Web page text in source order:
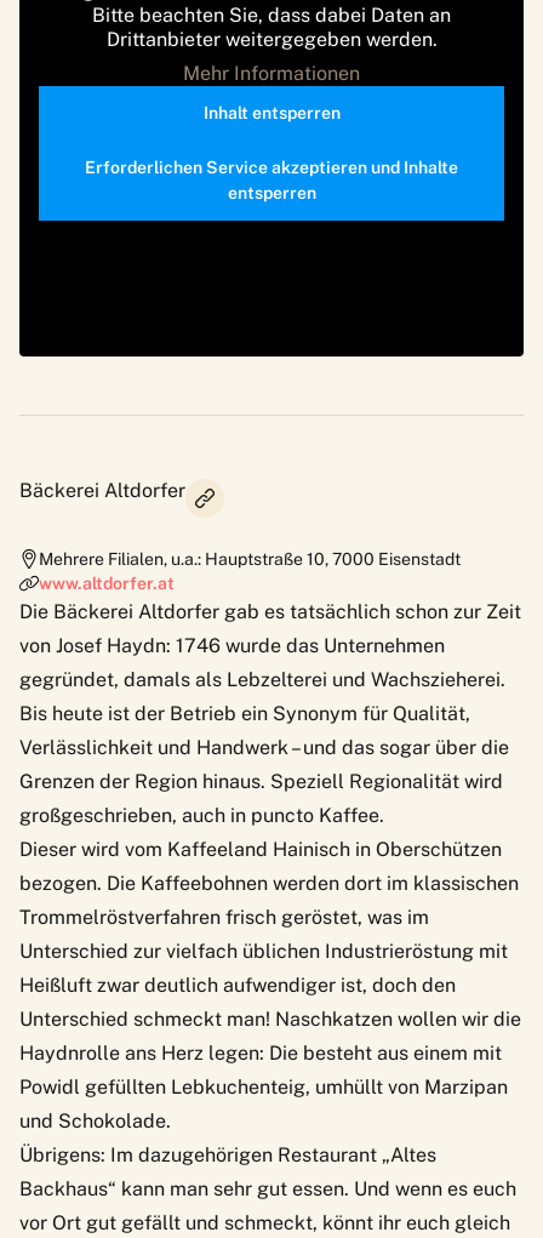
Bitte beachten Sie, dass dabei Daten an
Drittanbieter weitergegeben werden.
Mehr Informationen
Inhalt entsperren
Erforderlichen Service akzeptieren und Inhalte
entsperren
Bäckerei Altdorfer
Mehrere Filialen, u.a.: Hauptstraße 10,7000 Eisenstadt
www.altdorfer.at
Die Bäckerei Altdorfer gab es tatsächlich schon zur Zeit
von Josef Haydn: 1746 wurde das Unternehmen
gegründet, damals als Lebzelterei und Wachszieherei.
Bis heute ist der Betrieb ein Synonym für Qualität,
Verlässlichkeit und Handwerk – und das sogar über die
Grenzen der Region hinaus. Speziell Regionalität wird
großgeschrieben, auch in puncto Kaffee.
Dieser wird vom Kaffeeland Hainisch in Oberschützen
bezogen. Die Kaffeebohnen werden dort im klassischen
Trommelröstverfahren frisch geröstet, was im
Unterschied zur vielfach üblichen Industrieröstung mit
Heißluft zwar deutlich aufwendiger ist, doch den
Unterschied schmeckt man! Naschkatzen wollen wir die
Haydnrolle ans Herz legen: Die besteht aus einem mit
Powidl gefüllten Lebkuchenteig, umhüllt von Marzipan
und Schokolade.
Übrigens: Im dazugehörigen Restaurant „Altes
Backhaus“ kann man sehr gut essen. Und wenn es euch
vor Ort gut gefällt und schmeckt, könnt ihr euch gleich